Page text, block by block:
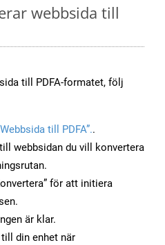
webbsida till
till PDFA-formatet, följ
till PDFA”..
webbsidan du vill konvertera
för att initiera
är klar.
till din enhet när